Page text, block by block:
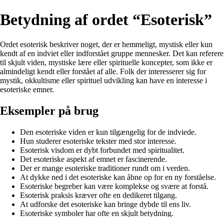
Betydning af ordet “Esoterisk”
Ordet esoterisk beskriver noget, der er hemmeligt, mystisk eller kun
kendt af en indviet eller indforstået gruppe mennesker. Det kan referere
til skjult viden, mystiske lære eller spirituelle koncepter, som ikke er
almindeligt kendt eller forstået af alle. Folk der interesserer sig for
mystik, okkultisme eller spirituel udvikling kan have en interesse i
esoteriske emner.
Eksempler på brug
Den esoteriske viden er kun tilgængelig for de indviede.
Hun studerer esoteriske tekster med stor interesse.
Esoterisk visdom er dybt forbundet med spiritualitet.
Det esoteriske aspekt af emnet er fascinerende.
Der er mange esoteriske traditioner rundt om i verden.
At dykke ned i det esoteriske kan åbne op for en ny forståelse.
Esoteriske begreber kan være komplekse og svære at forstå.
Esoterisk praksis kræver ofte en dedikeret tilgang.
At udforske det esoteriske kan bringe dybde til ens liv.
Esoteriske symboler har ofte en skjult betydning.